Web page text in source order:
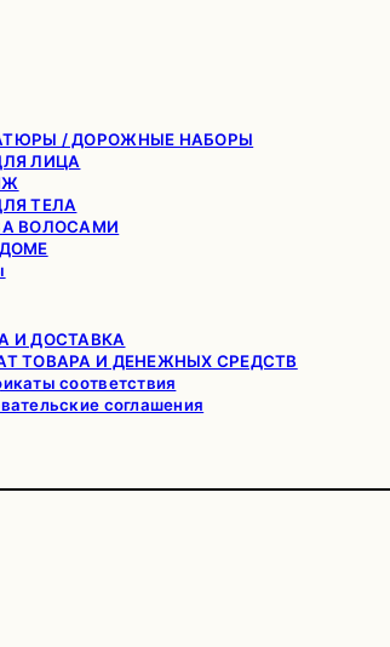
/ ДОРОЖНЫЕ НАБОРЫ
ЛИЦА
ТЕЛА
ВОЛОСАМИ
И ДОСТАВКА
ТОВАРА И ДЕНЕЖНЫХ СРЕДСТВ
соответствия
соглашения